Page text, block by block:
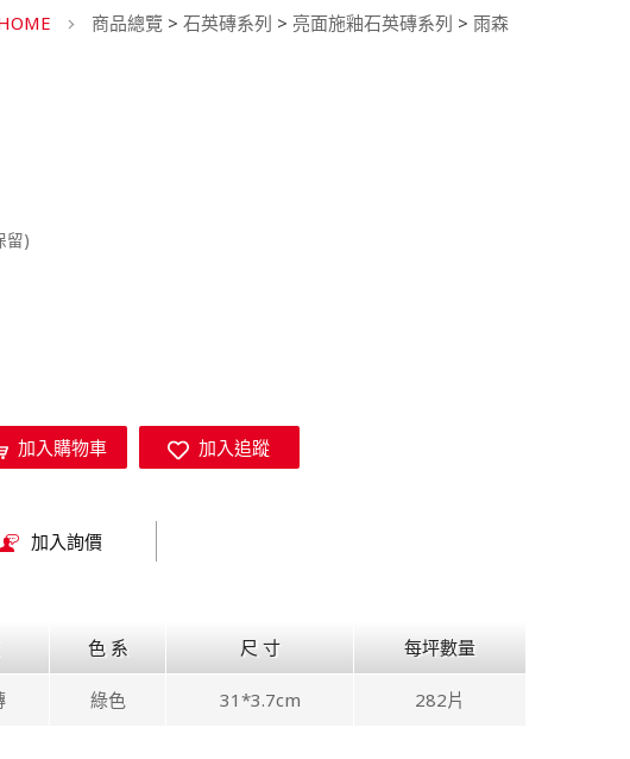
商品總覽 > 石英磚系列 > 亮面施釉石英磚系列 > 雨森
留)
加入購物車 加入追蹤
加入詢價
色 系 尺 寸 每坪數量
綠色 31*3.7cm 282片